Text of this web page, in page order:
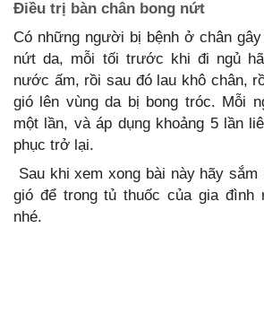
Điều trị bàn chân bong nứt
Có những người bị bệnh ở chân
nứt da, mỗi tối trước khi đi ngủ
nước ấm, rồi sau đó lau khô chân,
gió lên vùng da bị bong tróc. Mỗi
một lần, và áp dụng khoảng 5 lần
phục trở lại.
Sau khi xem xong bài này hãy sắm
gió để trong tủ thuốc của gia đình
nhé.